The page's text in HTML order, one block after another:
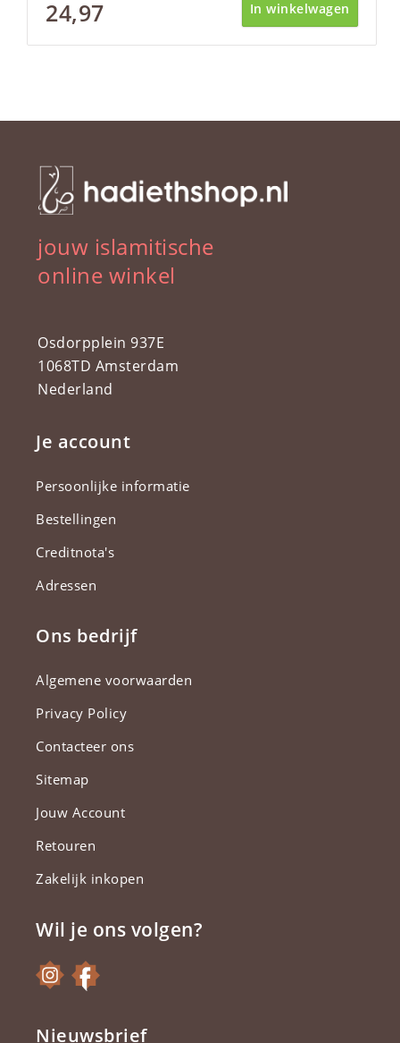
24,97 In winkelwagen
jouw islamitische
online winkel
Osdorpplein 937E
1068TD Amsterdam
Nederland
Je account
Persoonlijke informatie
Bestellingen
Creditnota's
Adressen
Ons bedrijf
Algemene voorwaarden
Privacy Policy
Contacteer ons
Sitemap
Jouw Account
Retouren
Zakelijk inkopen
Wil je ons volgen?
Nieuwsbrief